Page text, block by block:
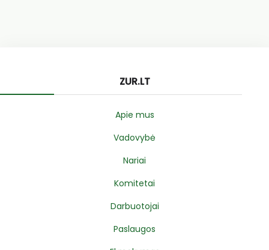
ZUR.LT
Apie mus
Vadovybė
Nariai
Komitetai
Darbuotojai
Paslaugos